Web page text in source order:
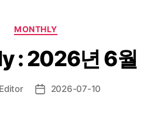
Categories
MONTHLY
: 2026년 6월
Editor
Post2026-07-10